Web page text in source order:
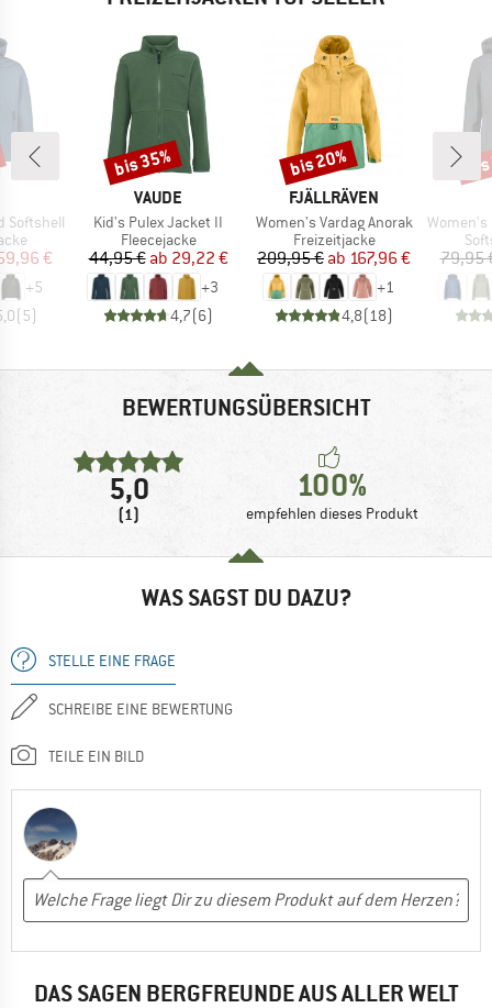
Softshell
Preis
€
+5
(5)
MARKE
VAUDE
Artikel
Kid's Pulex Jacket II
Produktgruppe
Fleecejacke
Preis
44,95 € reduzierter Preis
ab 29,22 €
+3
4,7(6)
Rabatt
bis 35%
MARKE
FJÄLLRÄVEN
Artikel
Women's Vardag Anorak
Produktgruppe
Freizeitjacke
Preis
209,95 € reduzierter Preis
ab 167,96 €
+1
4,8(18)
Rabatt
bis 20%
Artikel
Women's
79,95
BEWERTUNGSÜBERSICHT
5,0
(1)
100%
empfehlen dieses Produkt
WAS SAGST DU DAZU?
STELLE EINE FRAGE
SCHREIBE EINE BEWERTUNG
TEILE EIN BILD
DAS SAGEN BERGFREUNDE AUS ALLER WELT